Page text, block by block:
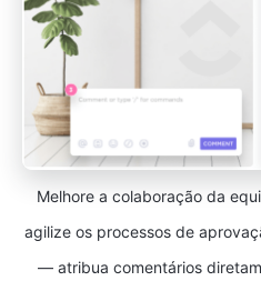
Melhore a colaboração da
agilize os processos de
— atribua comentários